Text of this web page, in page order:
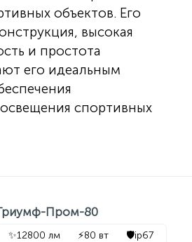
объектов. Его
высокая
и простота
его идеальным
спортивных
Пром-80
✨12800 лм ⚡80 вт 🛡️ip67